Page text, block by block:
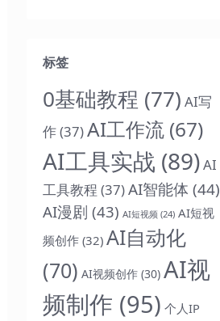
标签
0基础教程 (77) AI写
作(37)AI工作流 (67)
AI工具实战 (89)AI
工具教程 (37)AI智能体 (44)
AI漫剧 (43) AI短视频 (24) AI短视
频创作 (32) AI自动化
(70) AI视频创作 (30) AI视
频制作 (95) 个人IP